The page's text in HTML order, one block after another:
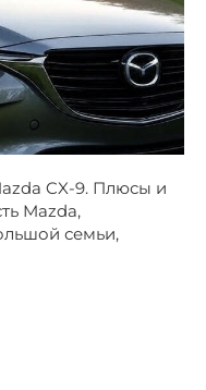
CX-9. Плюсы и
Mazda,
семьи,